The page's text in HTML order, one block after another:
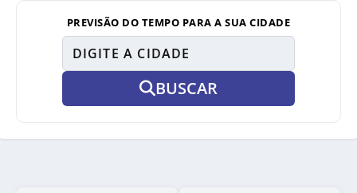
PREVISÃO DO TEMPO PARA A SUA CIDADE
BUSCAR